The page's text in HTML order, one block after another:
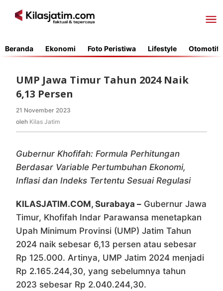
Beranda Ekonomi Foto Peristiwa Lifestyle Otomotif
UMP Jawa Timur Tahun 2024 Naik
6,13 Persen
21 November 2023
oleh Kilas Jatim
Gubernur Khofifah: Formula Perhitungan
Berdasar Variable Pertumbuhan Ekonomi,
Inflasi dan Indeks Tertentu Sesuai Regulasi
KILASJATIM.COM, Surabaya – Gubernur Jawa
Timur, Khofifah Indar Parawansa menetapkan
Upah Minimum Provinsi (UMP) Jatim Tahun
2024 naik sebesar 6,13 persen atau sebesar
Rp 125.000. Artinya, UMP Jatim 2024 menjadi
Rp 2.165.244,30, yang sebelumnya tahun
2023 sebesar Rp 2.040.244,30.